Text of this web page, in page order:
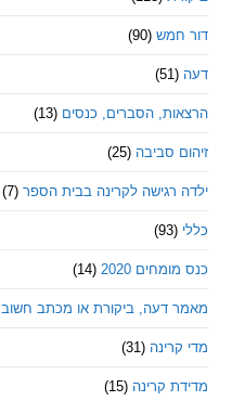
(90)
הסברים, כנסים (13)
סביבה (25)
לקרינה בבית הספר (7)
2020
(14)
ביקורת או מכתב חשוב (27)
(31)
קרינה (15)